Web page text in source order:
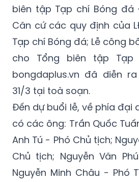
biên tập Tạp chí Bóng đá
Căn cứ các quy định của
Tạp chí Bóng đá; Lễ công
cho Tổng biên tập
bongdaplus.vn đã diễn
31/3 tại toà soạn.
Đến dự buổi lễ, về phía đại
có các ông: Trần Quốc
Anh Tú - Phó Chủ tịch;
Chủ tịch; Nguyễn Văn
Nguyễn Minh Châu - Phó